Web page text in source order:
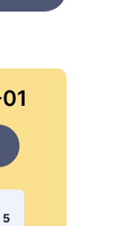
5